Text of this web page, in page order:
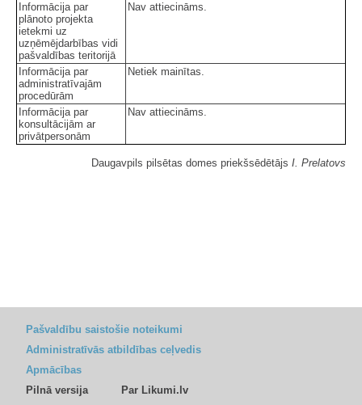
Informācija par
plānoto projekta
ietekmi uz
uzņēmējdarbības vidi
pašvaldības teritorijā
Nav attiecināms.
Informācija par
administratīvajām
procedūrām
Netiek mainītas.
Informācija par
konsultācijām ar
privātpersonām
Nav attiecināms.
Daugavpils pilsētas domes priekšsēdētājs I. Prelatovs
Pašvaldību saistošie noteikumi
Administratīvās atbildības ceļvedis
Apmācības
Pilnā versija
Par Likumi.lv